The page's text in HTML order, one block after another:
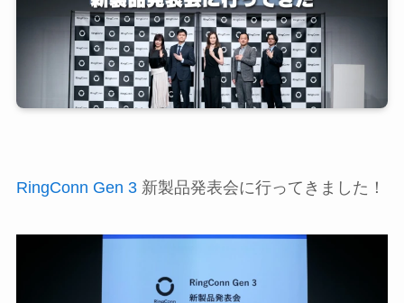
RingConn Gen 3新製品発表会に行ってきました！